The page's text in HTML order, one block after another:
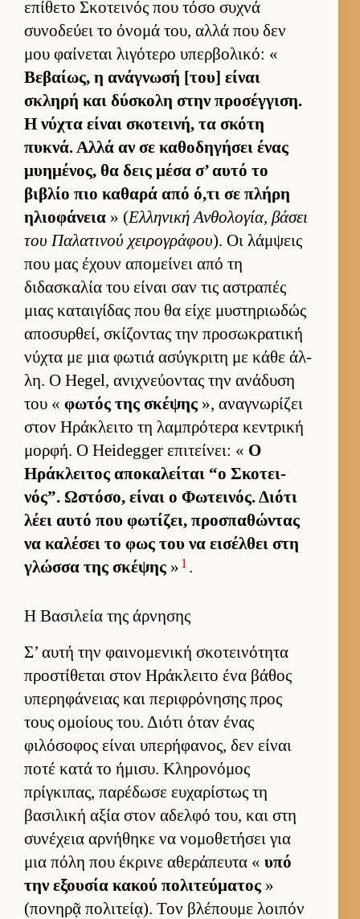
επίθετο Σκοτει­νός που τόσο συχνά
συνοδεύει το όνομά του, αλλά που δεν
μου φαί­νεται λιγότερο υπερ­βολικό: «
Βεβαί­ως, η ανάγνωσή [του] εί­ναι
σκληρή και δύσκολη στην προσέγ­γιση.
Η νύχτα εί­ναι σκοτει­νή, τα σκότη
πυκνά. Αλλά αν σε καθοδηγήσει ένας
μυημένος, θα δεις μέσα σ’ αυτό το
βιβλίο πιο καθαρά από ό,τι σε πλήρη
ηλιο­φάνεια » (Ελ­ληνική Αν­θολογία, βάσει
του Παλατινού χει­ρογράφου). Οι λάμ­ψεις
που μας έχουν απομεί­νει από τη
διδασκαλία του εί­ναι σαν τις αστραπές
μιας καται­γίδας που θα είχε μυστηριω­δώς
αποσυρ­θεί, σκίζοντας την προσωκρατική
νύχτα με μια φωτιά ασύγκριτη με κάθε άλ­
λη. Ο Hegel, ανιχνεύ­οντας την ανάδυση
του « φωτός της σκέψης », αναγνωρίζει
στον Ηράκλειτο τη λαμπρότερα κεντρική
μορ­φή. Ο Heidegger επιτεί­νει: « Ο
Ηράκλει­τος αποκαλεί­ται “ο Σκοτει­
νός”. Ωστόσο, εί­ναι ο Φωτει­νός. Διότι
λέει αυτό που φωτίζει, προσπαθώντας
να καλέσει το φως του να ει­σέλ­θει στη
γλώσσα της σκέψης » 1 .
Η Βασιλεία της άρνησης
Σ’ αυτή την φαι­νομενική σκοτει­νότητα
προστίθεται στον Ηράκλειτο ένα βάθος
υπερηφάνειας και περιφρόνησης προς
τους ομοί­ους του. Διότι όταν ένας
φιλόσοφος εί­ναι υπερήφανος, δεν εί­ναι
ποτέ κατά το ήμισυ. Κληρονόμος
πρίγκιπας, παρέδωσε ευ­χαρίστως τη
βασιλική αξία στον αδελφό του, και στη
συνέχεια αρ­νήθηκε να νομοθετήσει για
μια πόλη που έκρινε αθεράπευτα « υπό
την εξου­σία κακού πολιτεύ­ματος »
(πονηρᾷ πολιτεί­ᾳ). Τον βλέπουμε λοι­πόν